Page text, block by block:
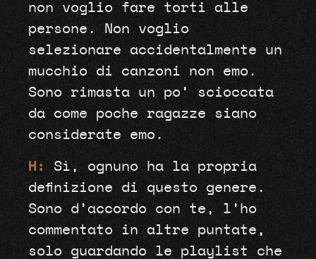
non voglio fare torti alle
persone. Non voglio
selezionare accidentalmente un
mucchio di canzoni non emo.
Sono rimasta un po’ scioccata
da come poche ragazze siano
considerate emo.
H:
Sì, ognuno ha la propria
definizione di questo genere.
Sono d’accordo con te, l’ho
commentato in altre puntate,
solo guardando le playlist che